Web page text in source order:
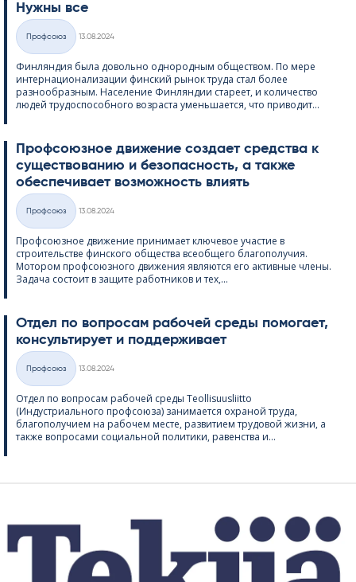
Нужны все
Категории
Профсоюз
13.08.2024
Финляндия была довольно однородным обществом. По мере
интернационализации финский рынок труда стал более
разнообразным. Население Финляндии стареет, и количество
людей трудоспособного возраста уменьшается, что приводит...
Профсоюзное движение создает средства к
существованию и безопасность, а также
обеспечивает возможность влиять
Категории
Профсоюз
13.08.2024
Профсоюзное движение принимает ключевое участие в
строительстве финского общества всеобщего благополучия.
Мотором профсоюзного движения являются его активные члены.
Задача состоит в защите работников и тех,...
Отдел по вопросам рабочей среды помогает,
консультирует и поддерживает
Категории
Профсоюз
13.08.2024
Отдел по вопросам рабочей среды Teol­li­suus­liitto
(Индустриального профсоюза) занимается охраной труда,
благополучием на рабочем месте, развитием трудовой жизни, а
также вопросами социальной политики, равенства и...